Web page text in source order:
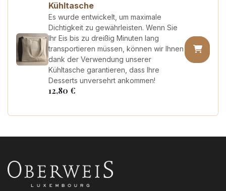
Kühltasche
Es wurde entwickelt, um maximale
Dichtigkeit zu gewährleisten. Wenn Sie
Ihr Eis bis zu dreißig Minuten lang
transportieren müssen, können wir Ihnen
dank der Verwendung unserer
Kühltasche garantieren, dass Ihre
Desserts unversehrt ankommen!
12,80 €